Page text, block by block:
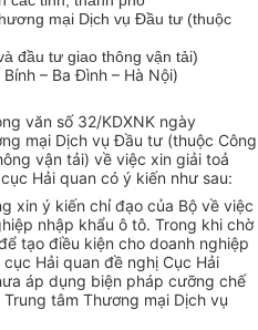
mại Dịch vụ Đầu tư (thuộc
đầu tư giao thông vận tải)
Bính – Ba Đình – Hà Nội)
văn số 32/KDXNK ngày
mại Dịch vụ Đầu tư (thuộc Công
vận tải) về việc xin giải toả
Hải quan có ý kiến như sau:
xin ý kiến chỉ đạo của Bộ về việc
nhập khẩu ô tô. Trong khi chờ
tạo điều kiện cho doanh nghiệp
Hải quan đề nghị Cục Hải
áp dụng biện pháp cưỡng chế
tâm Thương mại Dịch vụ